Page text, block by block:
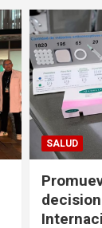
FORTÍN
de sus